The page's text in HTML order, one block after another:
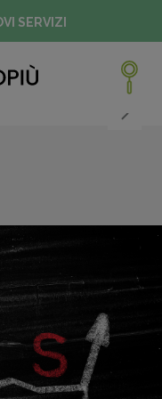
SERVIZI